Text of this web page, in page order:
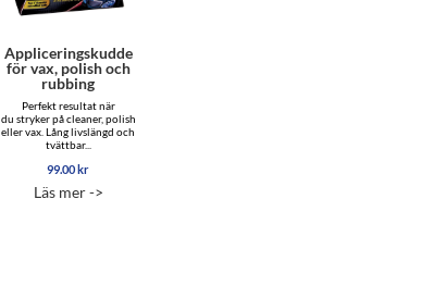
Appliceringskudde
för vax, polish och
rubbing
Perfekt resultat när
du stryker på cleaner, polish
eller vax. Lång livslängd och
tvättbar...
99.00kr
Läs mer ->